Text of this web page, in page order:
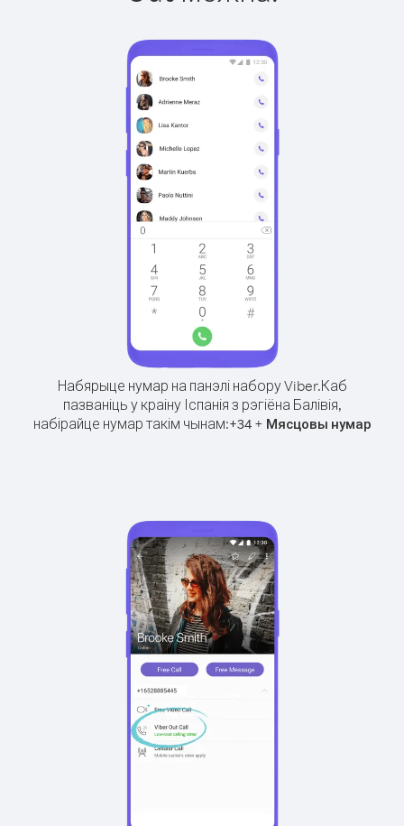
Набярыце нумар на панэлі набору Viber.Каб
пазваніць у краіну Іспанія з рэгіёна Балівія,
набірайце нумар такім чынам:+34+ Мясцовы нумар